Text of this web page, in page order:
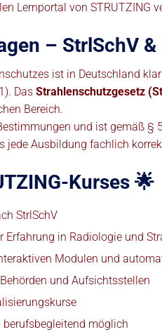
Lernportal von
– StrlSchV
ist in Deutschland
Das Strahlenschutzgesetz
Bereich.
und ist gemäß
jede Ausbildung fachlich
Kurses 🌟
StrlSchV
Erfahrung in Radiologie und
Modulen und
und Aufsichtsstellen
möglich